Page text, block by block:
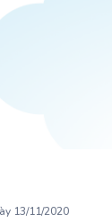
13/11/2020